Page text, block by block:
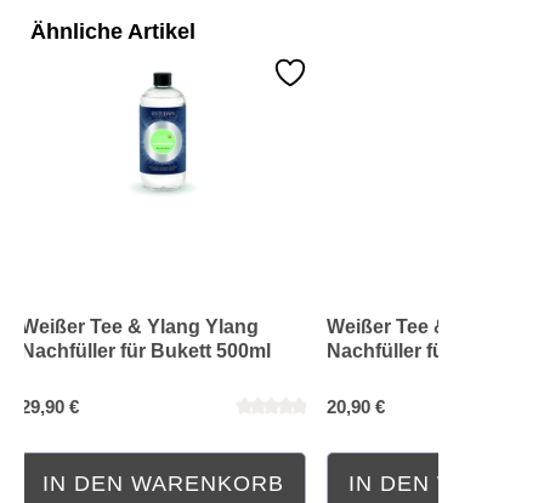
Ähnliche Artikel
Weißer Tee & Ylang Ylang
Nachfüller für Bukett 500ml
29,90 €
IN DEN WARENKORB
Weißer Tee & Ylang
Nachfüller für Bukett
20,90 €
IN DEN